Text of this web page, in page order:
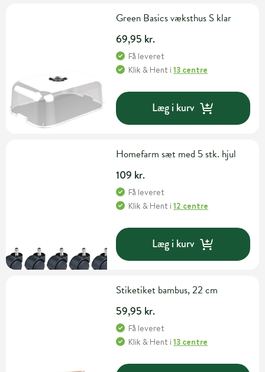
Green Basics væksthus S klar
69,95 kr.
Få leveret
Klik & Hent i13 centre
Læg i kurv
Homefarm sæt med 5 stk. hjul
109 kr.
Få leveret
Klik & Hent i12 centre
Læg i kurv
Stiketiket bambus, 22 cm
59,95 kr.
Få leveret
Klik & Hent i13 centre